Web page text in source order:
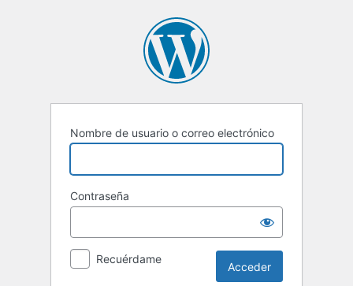
Nombre de usuario o correo electrónico
Contraseña
Recuérdame